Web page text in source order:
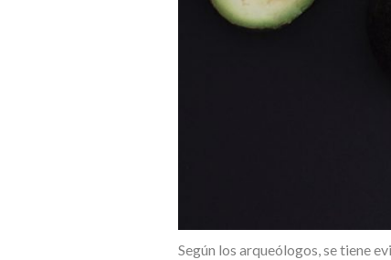
Según los arqueólogos, se tiene